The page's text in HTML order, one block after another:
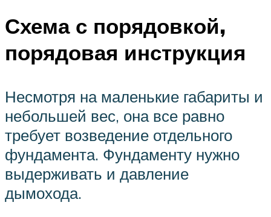
Схема с порядовкой,
порядовая инструкция
Несмотря на маленькие габариты и
небольшей вес, она все равно
требует возведение отдельного
фундамента. Фундаменту нужно
выдерживать и давление
дымохода.